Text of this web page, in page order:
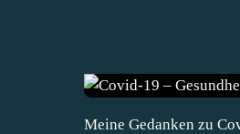
Meine Gedanken zu